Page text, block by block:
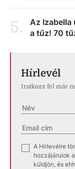
5.
Az Izabella
a tűz! 70
Hírlevél
Iratkozz fel már
A Hírlevélre
hozzájárulok
küldjön, és